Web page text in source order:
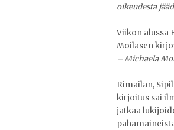
oikeudesta
Viikon alussa
Moilasen
–Michaela
Rimailan,
kirjoitus sai
jatkaa